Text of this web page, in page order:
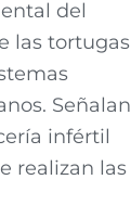
del
las tortugas
Señalan
infértil
realizan las